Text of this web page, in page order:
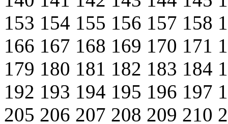
153 154 155 156 157 158
166 167 168 169 170 171
179 180 181 182 183 184
192 193 194 195 196 197
205 206 207 208 209 210